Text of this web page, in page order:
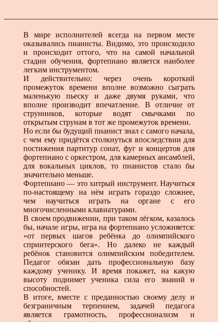
В мире исполнителей всегда на первом месте
оказывались пианисты. Видимо, это происходило
и происходит оттого, что на самой начальной
стадии обучения, фортепиано является наиболее
легким инструментом.
И действительно: через очень короткий
промежуток времени вполне возможно сыграть
маленькую пьеску и даже двумя руками, что
вполне производит впечатление. В отличие от
струнников, которые водят смычками по
открытым струнам в тот же промежуток времени.
Но если бы будущий пианист знал с самого начала,
с чем ему придётся столкнуться впоследствии для
постижения партитур сонат, фуг и концертов для
фортепиано с оркестром, для камерных ансамблей,
для вокальных циклов, то пианистов стало бы
значительно меньше.
Фортепиано — это хитрый инструмент. Научиться
по-настоящему на нём играть гораздо сложнее,
чем научиться играть на органе с его
многочисленными клавиатурами.
В своем продвижении, при таком лёгком, казалось
бы, начале игры, игра на фортепиано усложняется:
«от первых шагов ребёнка до олимпийского
спринтерского бега». Но далеко не каждый
ребёнок становится олимпийским победителем.
Педагог обязан дать профессиональную базу
каждому ученику. И время покажет, на какую
высоту поднимет ученика сила его знаний и
способностей.
В итоге, вместе с преданностью своему делу и
безграничным терпением, задачей педагога
является грамотность, профессионализм и